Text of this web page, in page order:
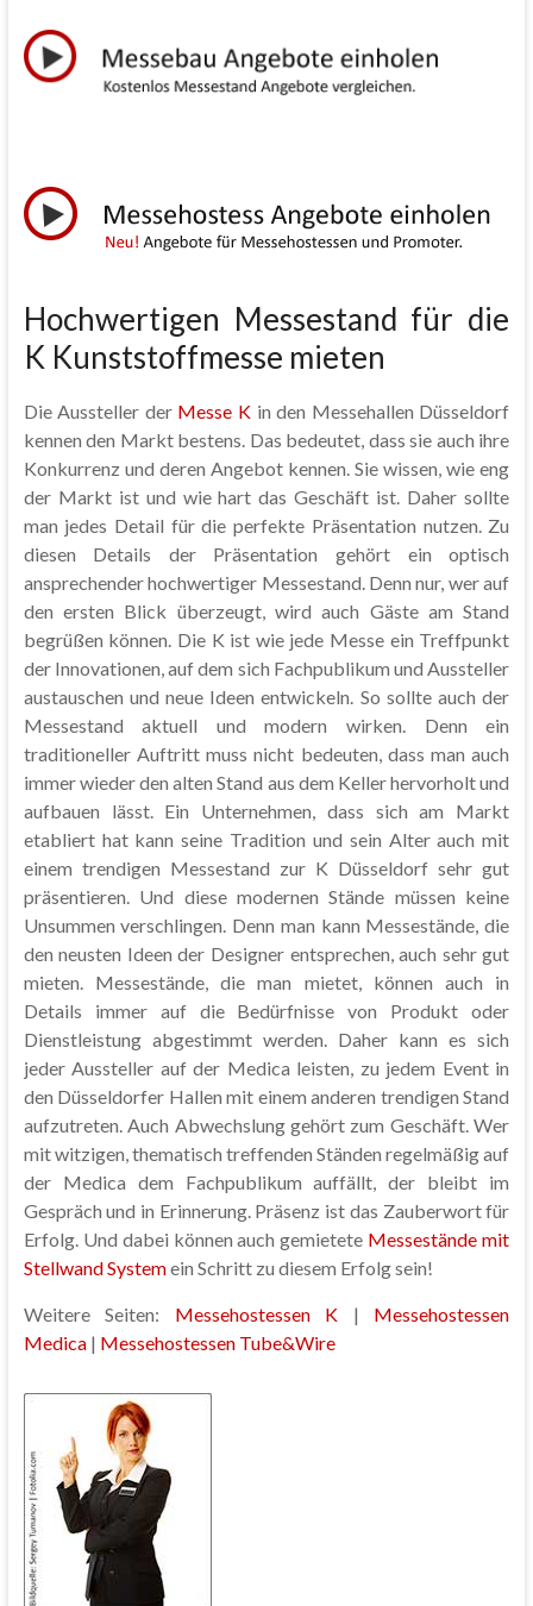
Hochwertigen Messestand für die
K Kunststoffmesse mieten
Die Aussteller der Messe K in den Messehallen Düsseldorf
kennen den Markt bestens. Das bedeutet, dass sie auch ihre
Konkurrenz und deren Angebot kennen. Sie wissen, wie eng
der Markt ist und wie hart das Geschäft ist. Daher sollte
man jedes Detail für die perfekte Präsentation nutzen. Zu
diesen Details der Präsentation gehört ein optisch
ansprechender hochwertiger Messestand. Denn nur, wer auf
den ersten Blick überzeugt, wird auch Gäste am Stand
begrüßen können. Die K ist wie jede Messe ein Treffpunkt
der Innovationen, auf dem sich Fachpublikum und Aussteller
austauschen und neue Ideen entwickeln. So sollte auch der
Messestand aktuell und modern wirken. Denn ein
traditioneller Auftritt muss nicht bedeuten, dass man auch
immer wieder den alten Stand aus dem Keller hervorholt und
aufbauen lässt. Ein Unternehmen, dass sich am Markt
etabliert hat kann seine Tradition und sein Alter auch mit
einem trendigen Messestand zur K Düsseldorf sehr gut
präsentieren. Und diese modernen Stände müssen keine
Unsummen verschlingen. Denn man kann Messestände, die
den neusten Ideen der Designer entsprechen, auch sehr gut
mieten. Messestände, die man mietet, können auch in
Details immer auf die Bedürfnisse von Produkt oder
Dienstleistung abgestimmt werden. Daher kann es sich
jeder Aussteller auf der Medica leisten, zu jedem Event in
den Düsseldorfer Hallen mit einem anderen trendigen Stand
aufzutreten. Auch Abwechslung gehört zum Geschäft. Wer
mit witzigen, thematisch treffenden Ständen regelmäßig auf
der Medica dem Fachpublikum auffällt, der bleibt im
Gespräch und in Erinnerung. Präsenz ist das Zauberwort für
Erfolg. Und dabei können auch gemietete Messestände mit
Stellwand Systemein Schritt zu diesem Erfolg sein!
Weitere Seiten: Messehostessen K | Messehostessen
Medica| Messehostessen Tube&Wire